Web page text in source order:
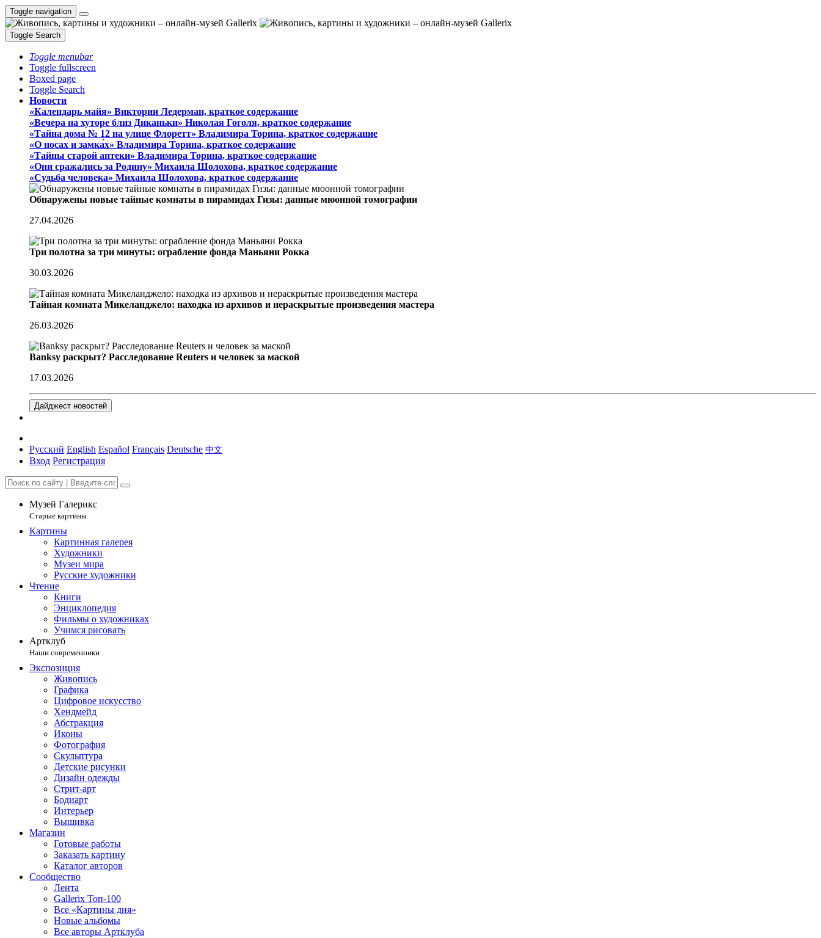
Toggle navigation
Toggle Search
Toggle menubar
Toggle fullscreen
Boxed page
Toggle Search
Новости
«Календарь майя» Виктории Ледерман, краткое содержание
«Вечера на хуторе близ Диканьки» Николая Гоголя, краткое содержание
«Тайна дома № 12 на улице Флоретт» Владимира Торина, краткое содержание
«О носах и замка́х» Владимира Торина, краткое содержание
«Тайны старой аптеки» Владимира Торина, краткое содержание
«Они сражались за Родину» Михаила Шолохова, краткое содержание
«Судьба человека» Михаила Шолохова, краткое содержание
Обнаружены новые тайные комнаты в пирамидах Гизы: данные мюонной томографии
27.04.2026
Три полотна за три минуты: ограбление фонда Маньяни Рокка
30.03.2026
Тайная комната Микеланджело: находка из архивов и нераскрытые произведения мастера
26.03.2026
Banksy раскрыт? Расследование Reuters и человек за маской
17.03.2026
Дайджест новостей
Русский English Español Français Deutsche 中文
Вход Регистрация
Музей Галерикс
Старые картины
Картины
Картинная галерея
Художники
Музеи мира
Русские художники
Чтение
Книги
Энциклопедия
Фильмы о художниках
Учимся рисовать
Артклуб
Наши современники
Экспозиция
Живопись
Графика
Цифровое искусство
Хендмейд
Абстракция
Иконы
Фотография
Скульптура
Детские рисунки
Дизайн одежды
Стрит-арт
Бодиарт
Интерьер
Вышивка
Магазин
Готовые работы
Заказать картину
Каталог авторов
Сообщество
Лента
Gallerix Топ-100
Все «Картины дня»
Новые альбомы
Все авторы Артклуба